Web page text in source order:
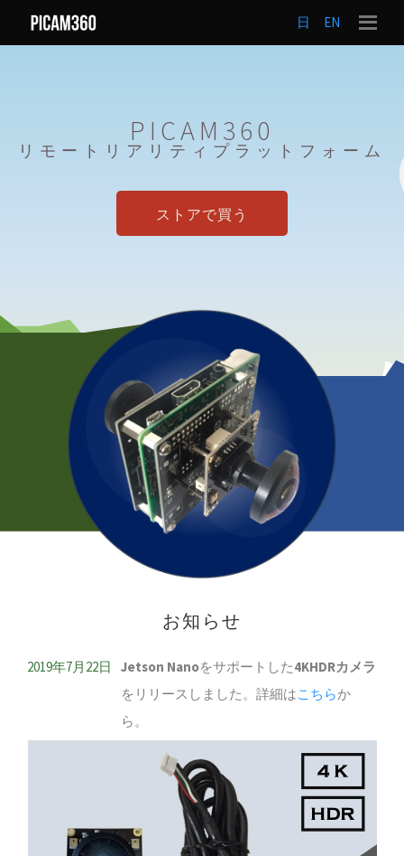
日 EN
PICAM360
リモートリアリティプラットフォーム
ストアで買う
お知らせ
2019年7月22日 Jetson Nanoをサポートした4KHDRカメラ
をリリースしました。詳細はこちらか
ら。